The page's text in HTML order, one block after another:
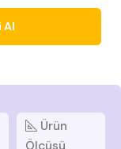
Al
Ürün
Ölçüsü